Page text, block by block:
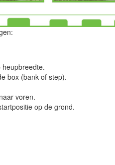
box (bank of step).
voren.
op de grond.